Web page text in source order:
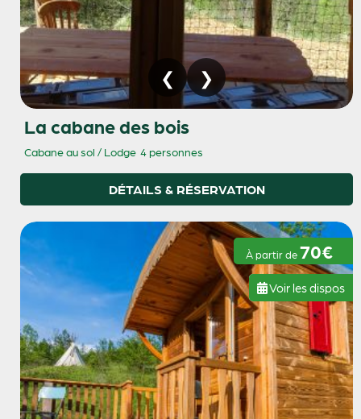
La cabane des bois
Cabane au sol / Lodge 4 personnes
DÉTAILS & RÉSERVATION
À partir de70€
Voir les dispos